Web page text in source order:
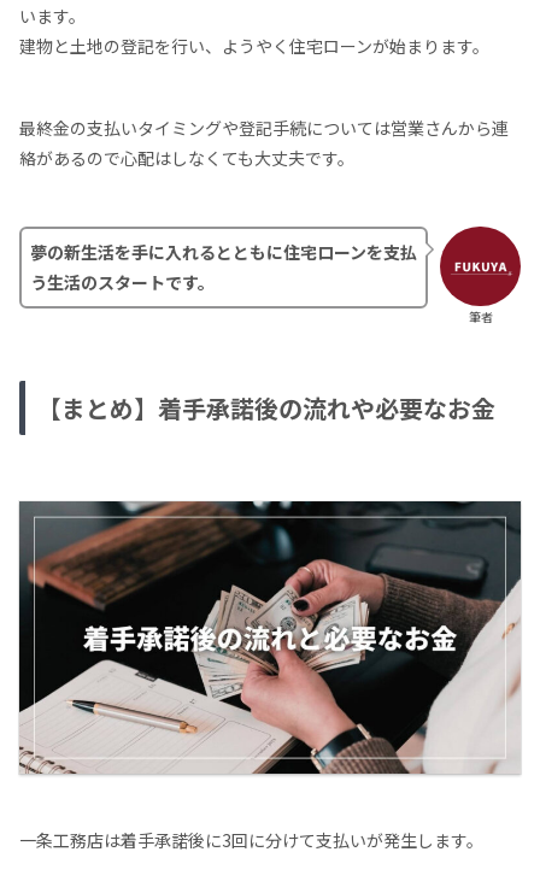
います。
建物と土地の登記を行い、ようやく住宅ローンが始まります。
最終金の支払いタイミングや登記手続については営業さんから連
絡があるので心配はしなくても大丈夫です。
筆者
夢の新生活を手に入れるとともに住宅ローンを支払
う生活のスタートです。
【まとめ】着手承諾後の流れや必要なお金
一条工務店は着手承諾後に3回に分けて支払いが発生します。